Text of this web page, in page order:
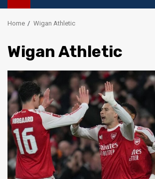
Home Wigan Athletic
Wigan Athletic